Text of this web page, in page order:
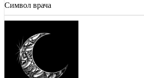
Символ врача